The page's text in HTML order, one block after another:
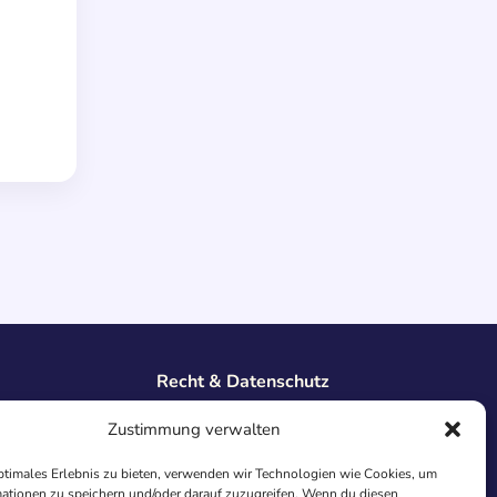
Zustimmung verwalten
Erlebnis zu bieten, verwenden wir Technologien wie Cookies, um
Recht & Datenschutz
Datenschutz
AGB